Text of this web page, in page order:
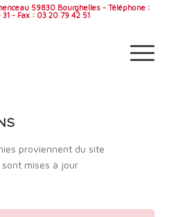
59830 Bourghelles - Téléphone :
- Fax : 03 20 79 42 51
proviennent du site
mises à jour